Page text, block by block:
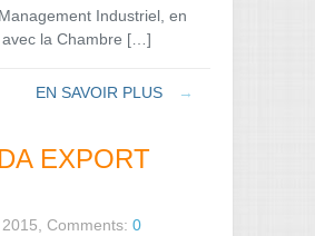
Industriel, en
la Chambre […]
EN SAVOIR PLUS →
EXPORT
Comments: 0